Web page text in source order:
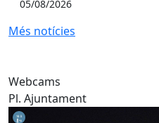
05/08/2026
Més notícies
Webcams
Pl. Ajuntament